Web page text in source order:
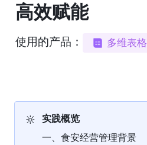
高效赋能
使用的产品： 多维表格
🔆
实践概览
一、食安经营管理背景